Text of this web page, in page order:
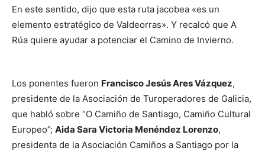
En este sentido, dijo que esta ruta jacobea «es un
elemento estratégico de Valdeorras». Y recalcó que A
Rúa quiere ayudar a potenciar el Camino de Invierno.
Los ponentes fueron Francisco Jesús Ares Vázquez,
presidente de la Asociación de Turoperadores de Galicia,
que habló sobre “O Camiño de Santiago, Camiño Cultural
Europeo”; Aida Sara Victoria Menéndez Lorenzo,
presidenta de la Asociación Camiños a Santiago por la